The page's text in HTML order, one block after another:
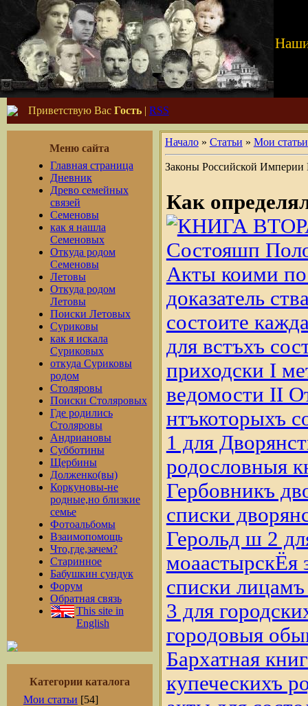
Приветствую Вас Гость| RSS
Меню сайта
Главная страница
Дневник
Древо семейных
связей
Семеновы
как я нашла
Семеновых
Откуда родом
Семеновы
Летовы
Откуда родом
Летовы
Поиски Летовых
Суриковы
как я искала
Суриковых
откуда Суриковы
родом
Столяровы
Поиски Столяровых
Где родились
Столяровы
Андриановы
Субботины
Щербины
Долженко(вы)
Коркуновы-не
родные,но близкие
семье
Фотоальбомы
Взаимопомощь
Что,где,зачем?
Старинное
Бабушкин сундук
Форум
Обратная связь
This site in
English
Категории каталога
Мои статьи [54]
Начало» Статьи » Мои статьи
Законы Российской Империи
Как